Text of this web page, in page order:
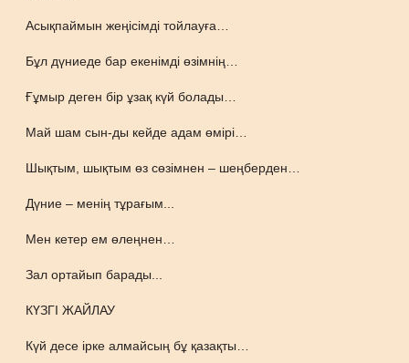
Асықпаймын жеңісімді тойлауға…
Бұл дүниеде бар екенімді өзімнің…
Ғұмыр деген бір ұзақ күй болады…
Май шам сын-ды кейде адам өмірі…
Шықтым, шықтым өз сөзімнен – шеңберден…
Дүние – менің тұрағым...
Мен кетер ем өлеңнен…
Зал ортайып барады...
КҮЗГІ ЖАЙЛАУ
Күй десе ірке алмайсың бұ қазақты…